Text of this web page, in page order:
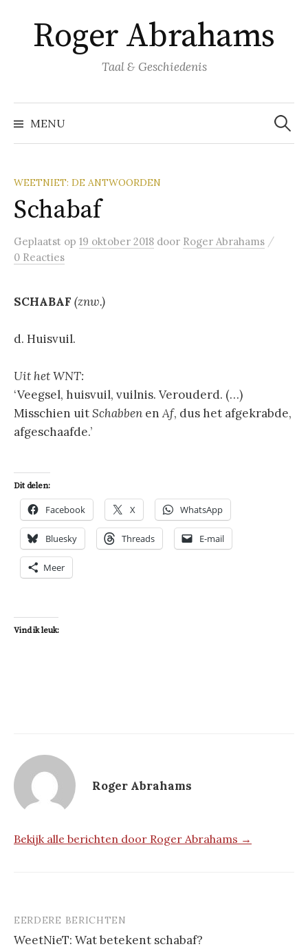
inhoud
springen
Roger Abrahams
Taal & Geschiedenis
MENU
Zoeken
naar:
WEETNIET: DE ANTWOORDEN
Schabaf
Geplaatst op 19 oktober 2018 door Roger Abrahams /
0 Reacties
SCHABAF (znw.)
d. Huisvuil.
Uit het WNT:
‘Veegsel, huisvuil, vuilnis. Verouderd. (…)
Misschien uitSchabben enAf, dus het afgekrabde,
afgeschaafde.’
Dit delen:
Facebook X WhatsApp
Bluesky Threads E-mail
Meer
Vind ik leuk:
Roger Abrahams
Bekijk alle berichten door Roger Abrahams →
Berichtnavigatie
EERDERE BERICHTEN
WeetNieT: Wat betekent schabaf?